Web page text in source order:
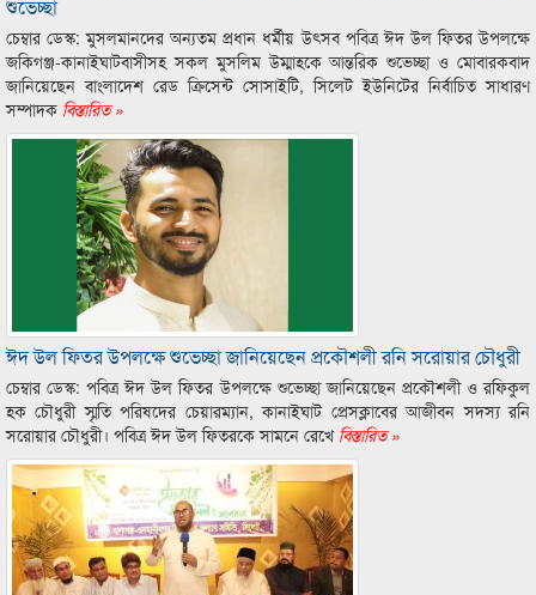
শুভেচ্ছা
চেম্বার ডেস্ক: মুসলমানদের অন্যতম প্রধান ধর্মীয় উৎসব পবিত্র ঈদ উল ফিতর উপলক্ষে
জকিগঞ্জ-কানাইঘাটবাসীসহ সকল মুসলিম উম্মাহকে আন্তরিক শুভেচ্ছা ও মোবারকবাদ
জানিয়েছেন বাংলাদেশ রেড ক্রিসেন্ট সোসাইটি, সিলেট ইউনিটের নির্বাচিত সাধারণ
সম্পাদক বিস্তারিত »
ঈদ উল ফিতর উপলক্ষে শুভেচ্ছা জানিয়েছেন প্রকৌশলী রনি সরোয়ার চৌধুরী
চেম্বার ডেস্ক: পবিত্র ঈদ উল ফিতর উপলক্ষে শুভেচ্ছা জানিয়েছেন প্রকৌশলী ও রফিকুল
হক চৌধুরী স্মৃতি পরিষদের চেয়ারম্যান, কানাইঘাট প্রেসক্লাবের আজীবন সদস্য রনি
সরোয়ার চৌধুরী। পবিত্র ঈদ উল ফিতরকে সামনে রেখেবিস্তারিত »